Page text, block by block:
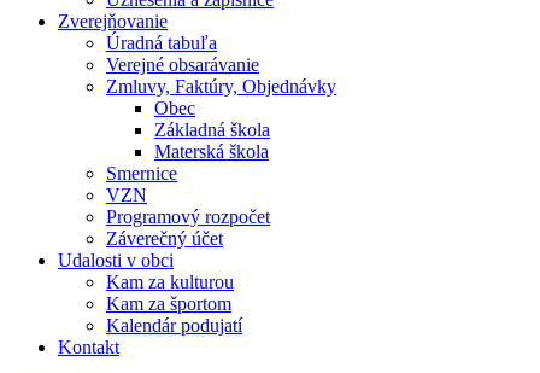
Zverejňovanie
Úradná tabuľa
Verejné obsarávanie
Zmluvy, Faktúry, Objednávky
Obec
Základná škola
Materská škola
Smernice
VZN
Programový rozpočet
Záverečný účet
Udalosti v obci
Kam za kulturou
Kam za športom
Kalendár podujatí
Kontakt